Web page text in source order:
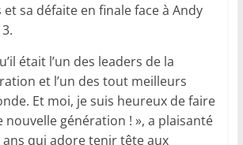
sa défaite en finale face à Andy
était l’un des leaders de la
et l’un des tout meilleurs
Et moi, je suis heureux de faire
nouvelle génération ! », a plaisanté
ans qui adore tenir tête aux